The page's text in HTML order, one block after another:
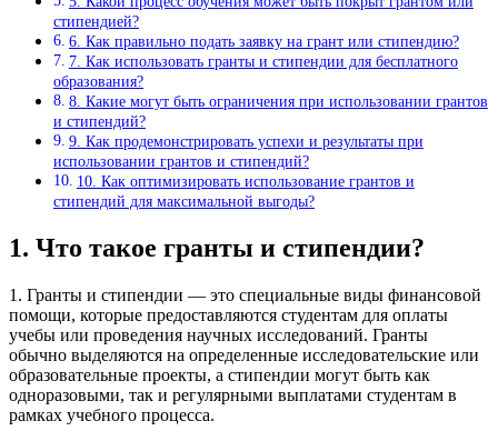
стипендией?
6. Как правильно подать заявку на грант или стипендию?
7. Как использовать гранты и стипендии для бесплатного
образования?
8. Какие могут быть ограничения при использовании грантов
и стипендий?
9. Как продемонстрировать успехи и результаты при
использовании грантов и стипендий?
10. Как оптимизировать использование грантов и
стипендий для максимальной выгоды?
1. Что такое гранты и стипендии?
1. Гранты и стипендии — это специальные виды финансовой
помощи, которые предоставляются студентам для оплаты
учебы или проведения научных исследований. Гранты
обычно выделяются на определенные исследовательские или
образовательные проекты, а стипендии могут быть как
одноразовыми, так и регулярными выплатами студентам в
рамках учебного процесса.